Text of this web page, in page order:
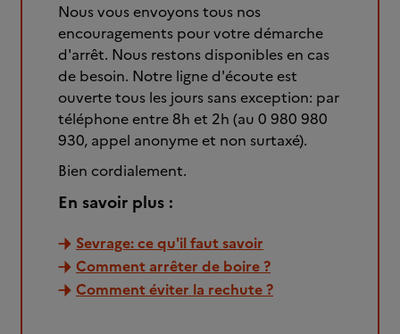
Nous vous envoyons tous nos
encouragements pour votre démarche
d'arrêt. Nous restons disponibles en cas
de besoin. Notre ligne d'écoute est
ouverte tous les jours sans exception: par
téléphone entre 8h et 2h (au 0 980 980
930, appel anonyme et non surtaxé).
Bien cordialement.
En savoir plus :
Sevrage: ce qu'il faut savoir
Comment arrêter de boire ?
Comment éviter la rechute ?